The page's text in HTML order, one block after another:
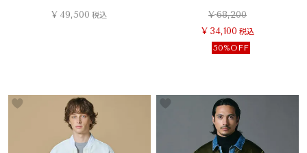
¥ 49,500 税込
¥68,200
¥ 34,100 税込
50%OFF